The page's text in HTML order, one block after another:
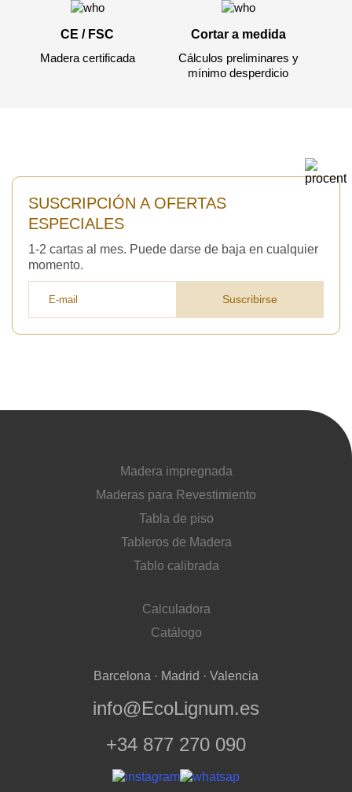
CE / FSC
Madera certificada
Cortar a medida
Cálculos preliminares y
mínimo desperdicio
SUSCRIPCIÓN A OFERTAS
ESPECIALES
1-2 cartas al mes. Puede darse de baja en cualquier
momento.
Suscribirse
Madera impregnada
Maderas para Revestimiento
Tabla de piso
Tableros de Madera
Tablo calibrada
Calculadora
Catálogo
Barcelona · Madrid · Valencia
info@EcoLignum.es
+34 877 270 090